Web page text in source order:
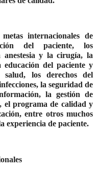
metas internacionales de
del paciente, los
anestesia y la cirugía, la
educación del paciente y
salud, los derechos del
la seguridad de
la gestión de
el programa de calidad y
entre otros muchos
experiencia de paciente.